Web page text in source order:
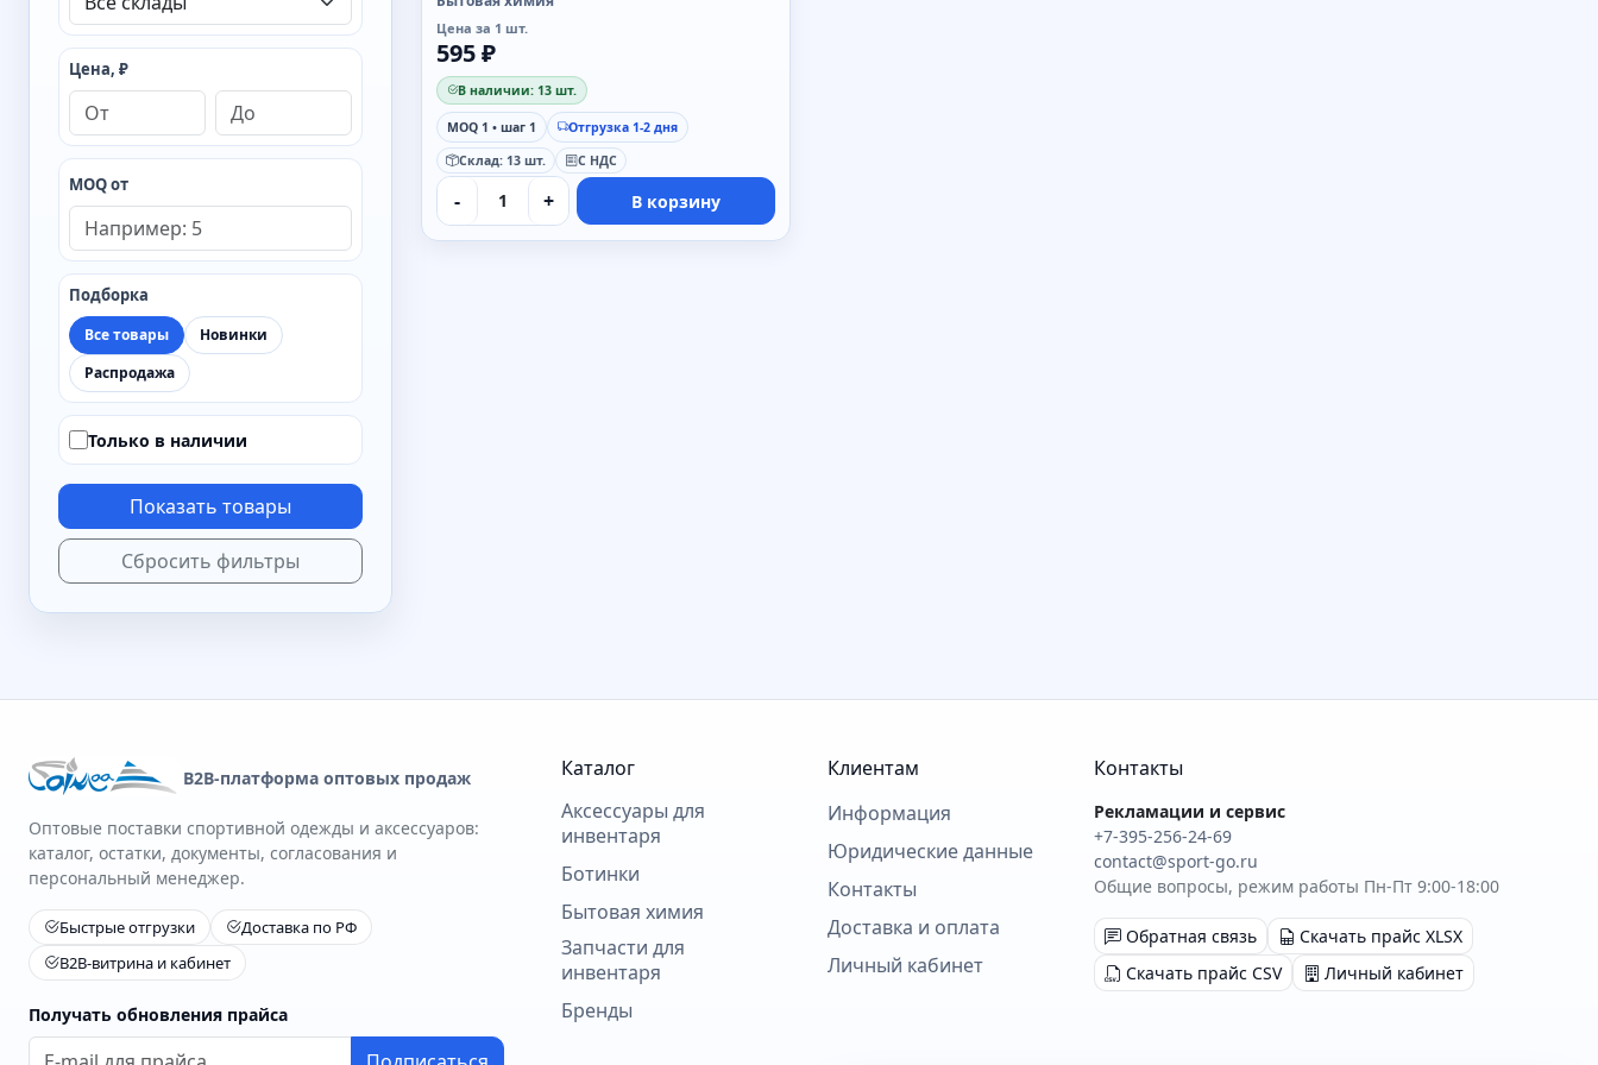
Цена, ₽
MOQ от
Подборка
Все товары
Новинки
Распродажа
Только в наличии
Показать товары
Сбросить фильтры
Цена за 1 шт.
595 ₽
В наличии: 13 шт.
MOQ 1 • шаг 1
Отгрузка 1-2 дня
Склад: 13 шт.
С НДС
- + В корзину
B2B-платформа оптовых продаж
Оптовые поставки спортивной одежды и аксессуаров:
каталог, остатки, документы, согласования и
персональный менеджер.
Быстрые отгрузки
Доставка по РФ
B2B-витрина и кабинет
Получать обновления прайса
Каталог
Аксессуары для
инвентаря
Ботинки
Бытовая химия
Запчасти для
инвентаря
Бренды
Клиентам
Информация
Юридические данные
Контакты
Доставка и оплата
Личный кабинет
Контакты
Рекламации и сервис
+7-395-256-24-69
contact@sport-go.ru
Общие вопросы, режим работы Пн-Пт 9:00-18:00
Обратная связь
Скачать прайс XLSX
Скачать прайс CSV
Личный кабинет